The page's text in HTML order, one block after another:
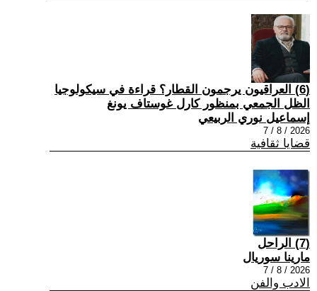
(6) العراقيون يرجمون القطار؟ قراءة في سيكولوجيا
الظل الجمعي بمنظور كارل غوستاف يونغ
إسماعيل نوري الربيعي
2026 / 8 / 7
قضايا ثقافية
(7) الراحل
مارينا سوريال
2026 / 8 / 7
الادب والفن